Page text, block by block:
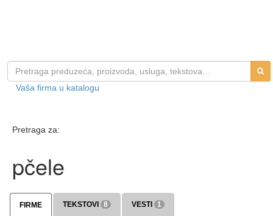
Vaša firma u katalogu
Pretraga za:
pčele
FIRME TEKSTOVI 8 VESTI 1